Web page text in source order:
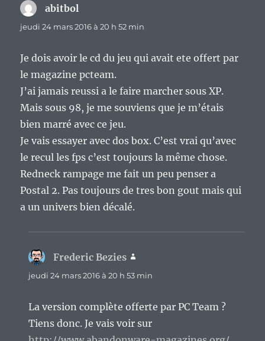
abitbol
jeudi 24 mars 2016 à 20 h 52 min
Je dois avoir le cd du jeu qui avait ete offert par
le magazine pcteam.
J’ai jamais reussi a le faire marcher sous XP.
Mais sous 98, je me souviens que je m’étais
bien marré avec ce jeu.
Je vais essayer avec dos box. C’est vrai qu’avec
le recul les fps c’est toujours la même chose.
Redneck rampage me fait un peu penser a
Postal 2. Pas toujours de tres bon gout mais qui
a un univers bien décalé.
Frederic Bezies
jeudi 24 mars 2016 à 20 h 53 min
La version complète offerte par PC Team ?
Tiens donc. Je vais voir sur